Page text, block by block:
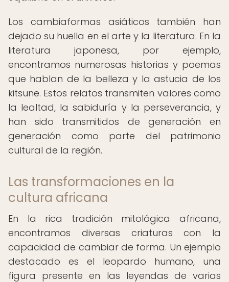
Los cambiaformas asiáticos también han
dejado su huella en el arte y la literatura. En la
literatura japonesa, por ejemplo,
encontramos numerosas historias y poemas
que hablan de la belleza y la astucia de los
kitsune. Estos relatos transmiten valores como
la lealtad, la sabiduría y la perseverancia, y
han sido transmitidos de generación en
generación como parte del patrimonio
cultural de la región.
Las transformaciones en la
cultura africana
En la rica tradición mitológica africana,
encontramos diversas criaturas con la
capacidad de cambiar de forma. Un ejemplo
destacado es el leopardo humano, una
figura presente en las leyendas de varias